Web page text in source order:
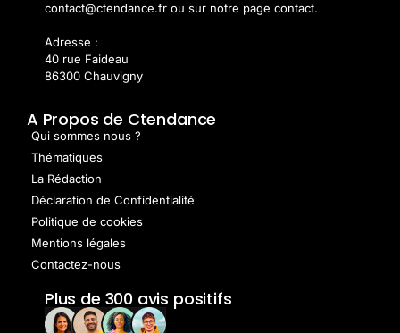
contact@ctendance.fr ou sur notre page contact.
Adresse :
40 rue Faideau
86300 Chauvigny
A Propos de Ctendance
Qui sommes nous ?
Thématiques
La Rédaction
Déclaration de Confidentialité
Politique de cookies
Mentions légales
Contactez-nous
Plus de 300 avis positifs